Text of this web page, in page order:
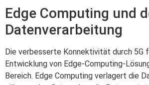
Edge Computing und
Datenverarbeitung
Die verbesserte Konnektivität durch 5G
Entwicklung von Edge-Computing-
Bereich. Edge Computing verlagert die